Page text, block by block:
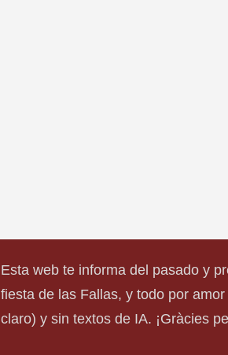
Esta web te informa del pasado y
fiesta de las Fallas, y todo por
claro) y sin textos de IA. ¡Gràcies